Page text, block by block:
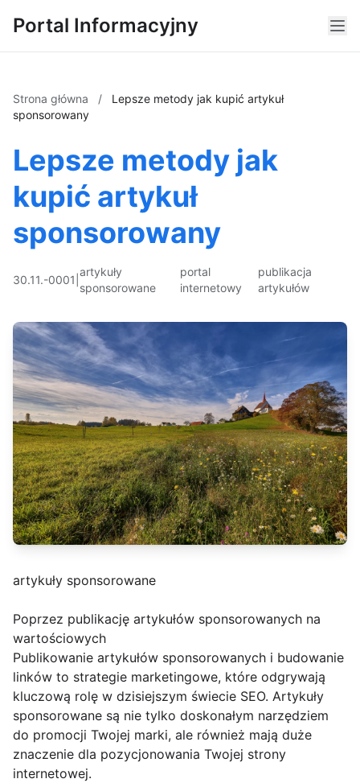
Portal Informacyjny
Strona główna /
Lepsze metody jak kupić artykuł
sponsorowany
Lepsze metody jak
kupić artykuł
sponsorowany
30.11.-0001
artykuły
sponsorowane
portal
internetowy
publikacja
artykułów
artykuły sponsorowane
Poprzez publikację artykułów sponsorowanych na
wartościowych
Publikowanie artykułów sponsorowanych i budowanie
linków to strategie marketingowe, które odgrywają
kluczową rolę w dzisiejszym świecie SEO. Artykuły
sponsorowane są nie tylko doskonałym narzędziem
do promocji Twojej marki, ale również mają duże
znaczenie dla pozycjonowania Twojej strony
internetowej.